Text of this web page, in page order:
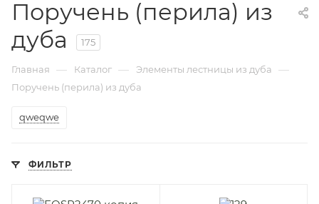
Поручень (перила) из
дуба
175
Главная — Каталог — Элементы лестницы из дуба —
Поручень (перила) из дуба
qweqwe
ФИЛЬТР